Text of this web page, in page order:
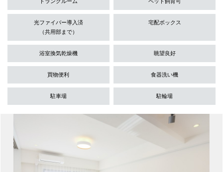
光ファイバー導入済
（共用部まで）
宅配ボックス
浴室換気乾燥機 眺望良好
買物便利 食器洗い機
駐車場 駐輪場